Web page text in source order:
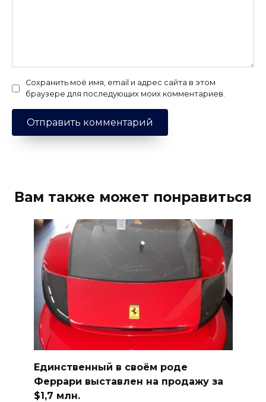
Сохранить моё имя, email и адрес сайта в этом
браузере для последующих моих комментариев.
Вам также может понравиться
Единственный в своём роде
Феррари выставлен на продажу за
$1,7 млн.